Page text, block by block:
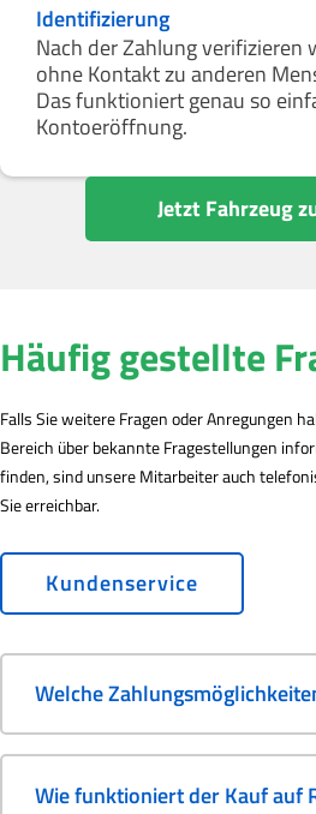
Identifizierung
Nach der Zahlung verifizieren
ohne Kontakt zu anderen
Das funktioniert genau so
Kontoeröffnung.
Jetzt Fahrzeug
Häufig gestellte
Falls Sie weitere Fragen oder Anregungen
Bereich über bekannte Fragestellungen
finden, sind unsere Mitarbeiter auch
Sie erreichbar.
Kundenservice
Welche
Wie funktioniert der Kauf auf